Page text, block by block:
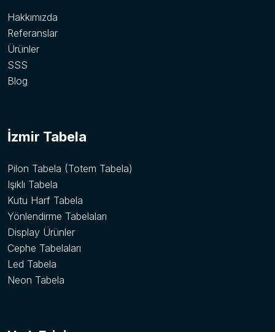
Hakkımızda
Referanslar
Ürünler
SSS
Blog
İzmir Tabela
Pilon Tabela (Totem Tabela)
Işıklı Tabela
Kutu Harf Tabela
Yönlendirme Tabelaları
Display Ürünler
Cephe Tabelaları
Led Tabela
Neon Tabela